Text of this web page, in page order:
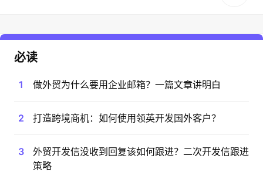
必读
1 做外贸为什么要用企业邮箱？一篇文章讲明白
2 打造跨境商机：如何使用领英开发国外客户？
3
外贸开发信没收到回复该如何跟进？二次开发信跟进
策略